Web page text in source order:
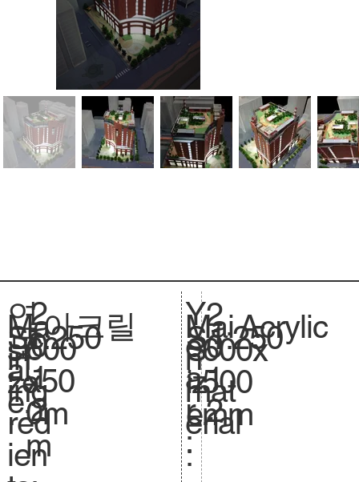
연
도
:
2
0
1
2
Ma
in
ing
red
ien
Sc
al
e.
아크릴
1:250
si
ze
.
600
x50
0m
m
Y
e
a
r
:
Mai
n
mat
erial
:
S
.
S
iz
e.
2
0
1
2
1:250
600x
500
mm
Acrylic